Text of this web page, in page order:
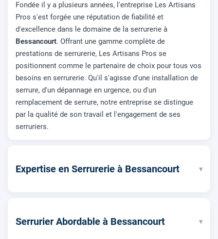
Fondée il y a plusieurs années, l'entreprise Les Artisans
Pros s'est forgée une réputation de fiabilité et
d'excellence dans le domaine de la serrurerie à
Bessancourt. Offrant une gamme complète de
prestations de serrurerie, Les Artisans Pros se
positionnent comme le partenaire de choix pour tous vos
besoins en serrurerie. Qu'il s'agisse d'une installation de
serrure, d'un dépannage en urgence, ou d'un
remplacement de serrure, notre entreprise se distingue
par la qualité de son travail et l'engagement de ses
serruriers.
Expertise en Serrurerie à Bessancourt ▾
Serrurier Abordable à Bessancourt ▾